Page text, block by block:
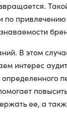
по
В этом
интерес
ее, а